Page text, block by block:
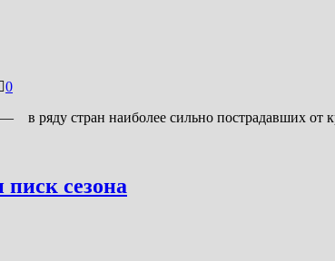
0
ряду стран наиболее сильно пострадавших
сезона